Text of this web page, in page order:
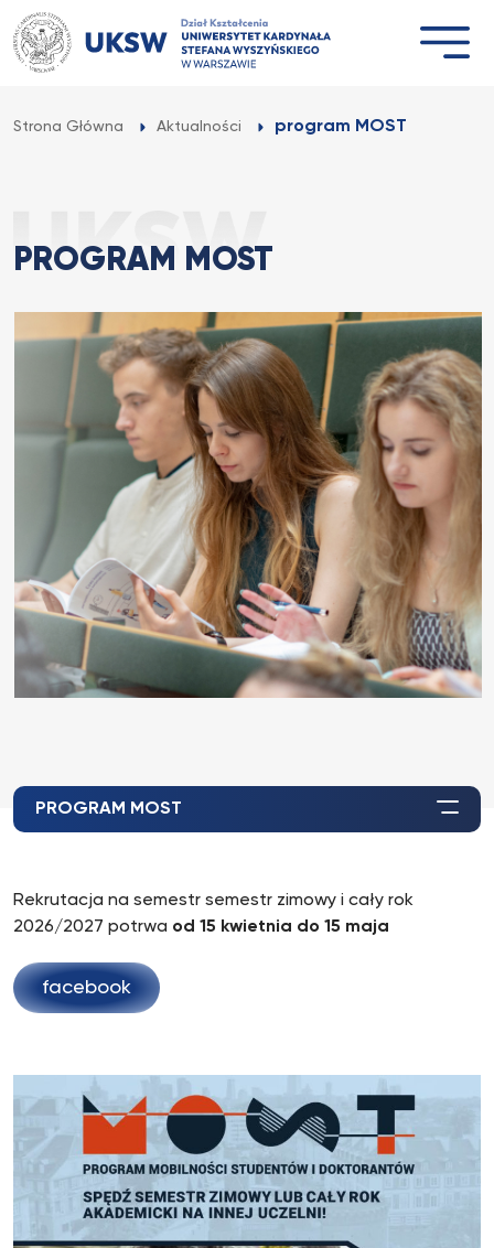
Przejdź
do
treści
Strona Główna Aktualności program MOST
PROGRAM MOST
PROGRAM MOST
Rekrutacja na semestr semestr zimowy i cały rok
2026/2027 potrwa od 15 kwietnia do 15 maja
facebook